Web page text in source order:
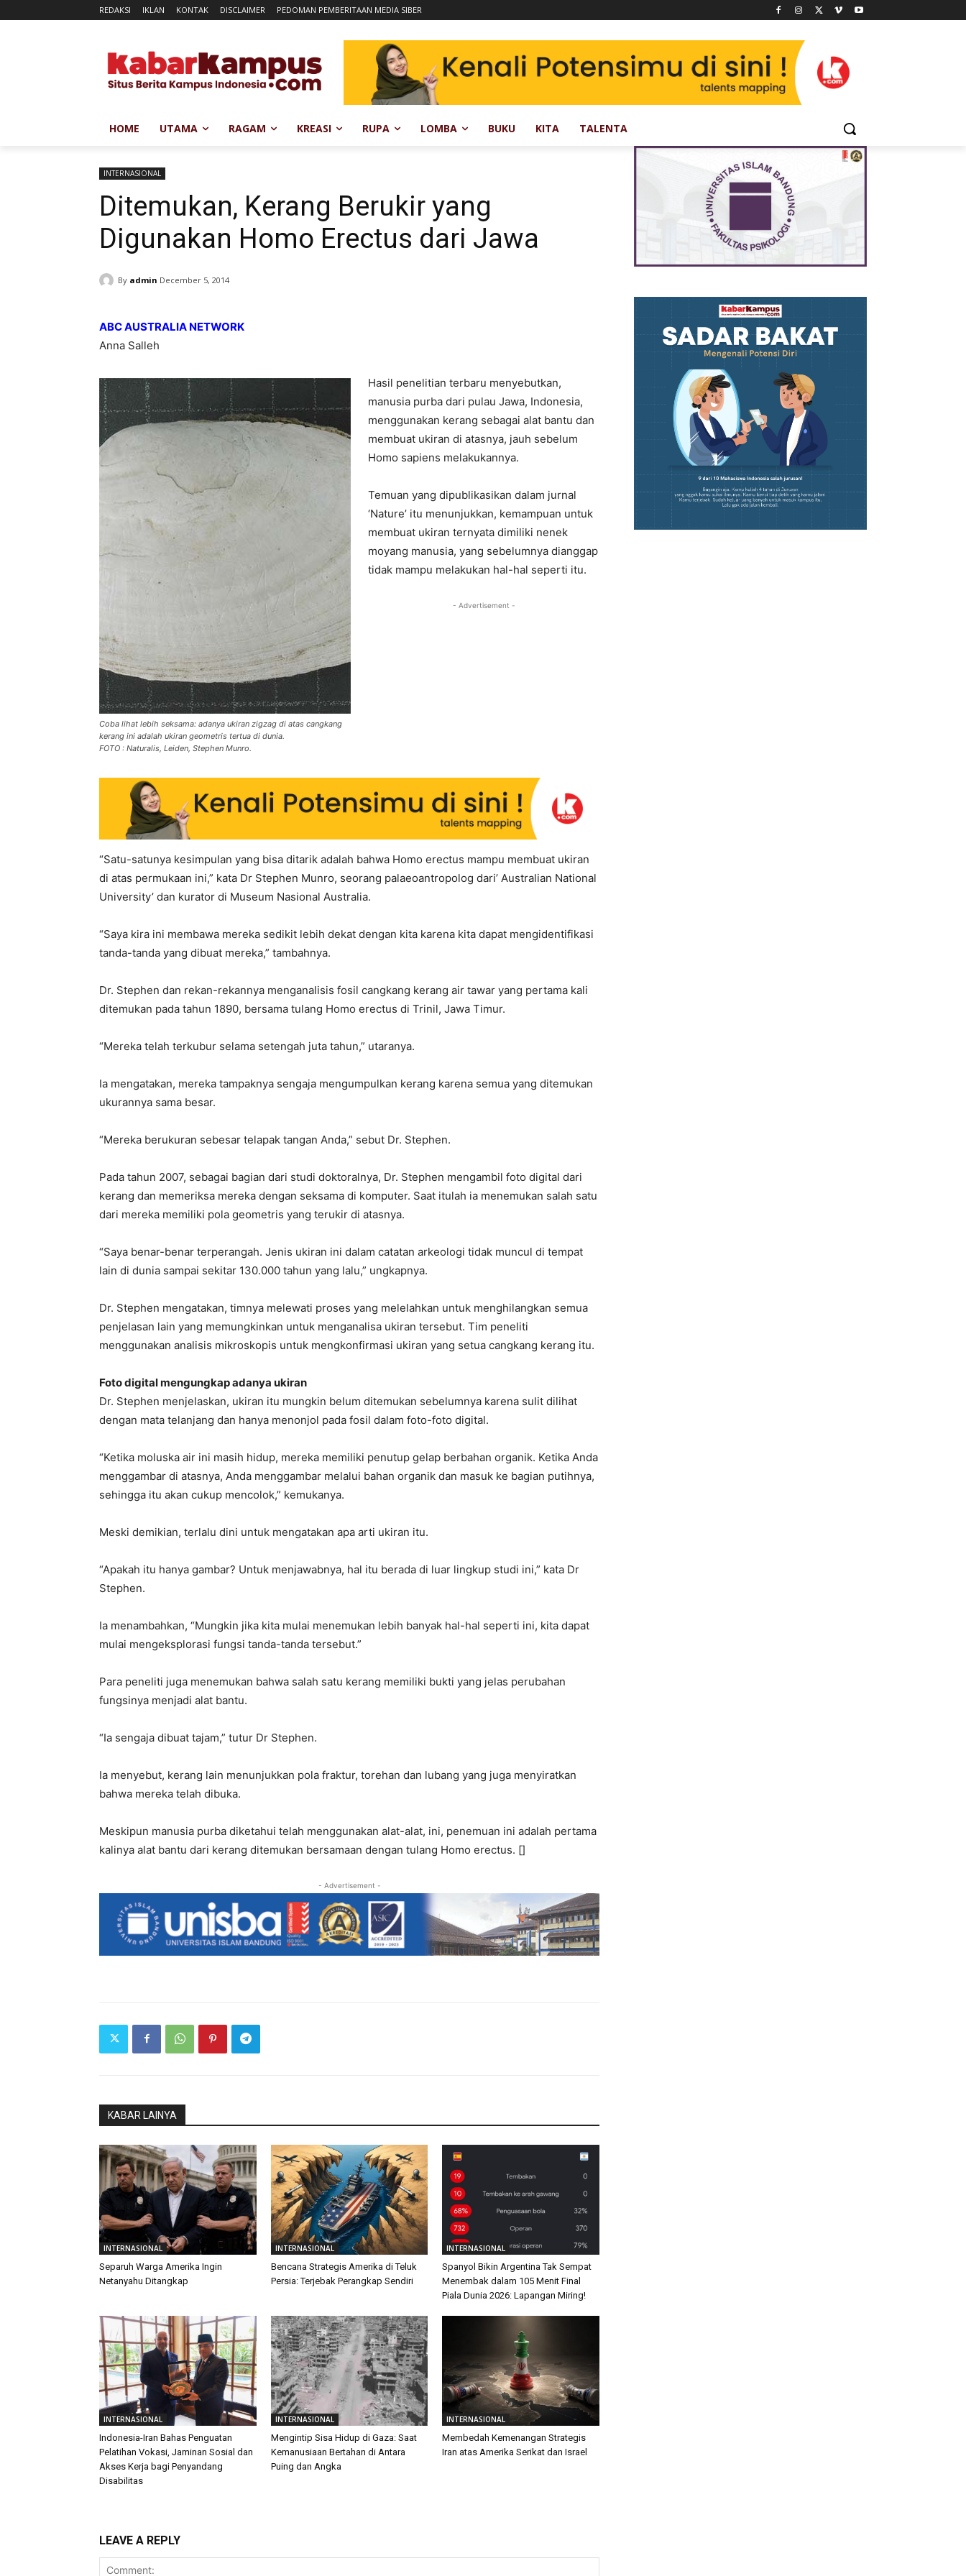
REDAKSI IKLAN KONTAK DISCLAIMER PEDOMAN PEMBERITAAN MEDIA SIBER
HOME UTAMA RAGAM KREASI RUPA LOMBA BUKU KITA TALENTA
INTERNASIONAL
Ditemukan, Kerang Berukir yang
Digunakan Homo Erectus dari Jawa
By admin December 5, 2014
ABC AUSTRALIA NETWORK
Anna Salleh
Coba lihat lebih seksama: adanya ukiran zigzag di atas cangkang
kerang ini adalah ukiran geometris tertua di dunia.
FOTO : Naturalis, Leiden, Stephen Munro.
Hasil penelitian terbaru menyebutkan,
manusia purba dari pulau Jawa, Indonesia,
menggunakan kerang sebagai alat bantu dan
membuat ukiran di atasnya, jauh sebelum
Homo sapiens melakukannya.
Temuan yang dipublikasikan dalam jurnal
‘Nature’ itu menunjukkan, kemampuan untuk
membuat ukiran ternyata dimiliki nenek
moyang manusia, yang sebelumnya dianggap
tidak mampu melakukan hal-hal seperti itu.
- Advertisement -
“Satu-satunya kesimpulan yang bisa ditarik adalah bahwa Homo erectus mampu membuat ukiran
di atas permukaan ini,” kata Dr Stephen Munro, seorang palaeoantropolog dari’ Australian National
University’ dan kurator di Museum Nasional Australia.
“Saya kira ini membawa mereka sedikit lebih dekat dengan kita karena kita dapat mengidentifikasi
tanda-tanda yang dibuat mereka,” tambahnya.
Dr. Stephen dan rekan-rekannya menganalisis fosil cangkang kerang air tawar yang pertama kali
ditemukan pada tahun 1890, bersama tulang Homo erectus di Trinil, Jawa Timur.
“Mereka telah terkubur selama setengah juta tahun,” utaranya.
Ia mengatakan, mereka tampaknya sengaja mengumpulkan kerang karena semua yang ditemukan
ukurannya sama besar.
“Mereka berukuran sebesar telapak tangan Anda,” sebut Dr. Stephen.
Pada tahun 2007, sebagai bagian dari studi doktoralnya, Dr. Stephen mengambil foto digital dari
kerang dan memeriksa mereka dengan seksama di komputer. Saat itulah ia menemukan salah satu
dari mereka memiliki pola geometris yang terukir di atasnya.
“Saya benar-benar terperangah. Jenis ukiran ini dalam catatan arkeologi tidak muncul di tempat
lain di dunia sampai sekitar 130.000 tahun yang lalu,” ungkapnya.
Dr. Stephen mengatakan, timnya melewati proses yang melelahkan untuk menghilangkan semua
penjelasan lain yang memungkinkan untuk menganalisa ukiran tersebut. Tim peneliti
menggunakan analisis mikroskopis untuk mengkonfirmasi ukiran yang setua cangkang kerang itu.
Foto digital mengungkap adanya ukiran
Dr. Stephen menjelaskan, ukiran itu mungkin belum ditemukan sebelumnya karena sulit dilihat
dengan mata telanjang dan hanya menonjol pada fosil dalam foto-foto digital.
“Ketika moluska air ini masih hidup, mereka memiliki penutup gelap berbahan organik. Ketika Anda
menggambar di atasnya, Anda menggambar melalui bahan organik dan masuk ke bagian putihnya,
sehingga itu akan cukup mencolok,” kemukanya.
Meski demikian, terlalu dini untuk mengatakan apa arti ukiran itu.
“Apakah itu hanya gambar? Untuk menjawabnya, hal itu berada di luar lingkup studi ini,” kata Dr
Stephen.
Ia menambahkan, “Mungkin jika kita mulai menemukan lebih banyak hal-hal seperti ini, kita dapat
mulai mengeksplorasi fungsi tanda-tanda tersebut.”
Para peneliti juga menemukan bahwa salah satu kerang memiliki bukti yang jelas perubahan
fungsinya menjadi alat bantu.
“Ia sengaja dibuat tajam,” tutur Dr Stephen.
Ia menyebut, kerang lain menunjukkan pola fraktur, torehan dan lubang yang juga menyiratkan
bahwa mereka telah dibuka.
Meskipun manusia purba diketahui telah menggunakan alat-alat, ini, penemuan ini adalah pertama
kalinya alat bantu dari kerang ditemukan bersamaan dengan tulang Homo erectus. []
- Advertisement -
KABAR LAINYA
INTERNASIONAL
Separuh Warga Amerika Ingin
Netanyahu Ditangkap
INTERNASIONAL
Bencana Strategis Amerika di Teluk
Persia: Terjebak Perangkap Sendiri
INTERNASIONAL
Spanyol Bikin Argentina Tak Sempat
Menembak dalam 105 Menit Final
Piala Dunia 2026: Lapangan Miring!
INTERNASIONAL
Indonesia-Iran Bahas Penguatan
Pelatihan Vokasi, Jaminan Sosial dan
Akses Kerja bagi Penyandang
Disabilitas
INTERNASIONAL
Mengintip Sisa Hidup di Gaza: Saat
Kemanusiaan Bertahan di Antara
Puing dan Angka
INTERNASIONAL
Membedah Kemenangan Strategis
Iran atas Amerika Serikat dan Israel
LEAVE A REPLY